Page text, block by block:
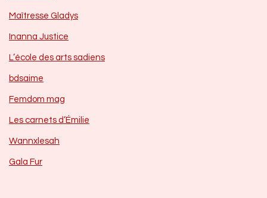
Maîtresse Gladys
Inanna Justice
L’école des arts sadiens
bdsaime
Femdom mag
Les carnets d’Émilie
Wannxlesah
Gala Fur